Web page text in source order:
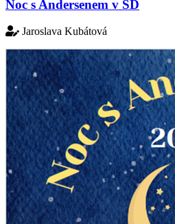
Noc s Andersenem v ŠD
Jaroslava Kubátová